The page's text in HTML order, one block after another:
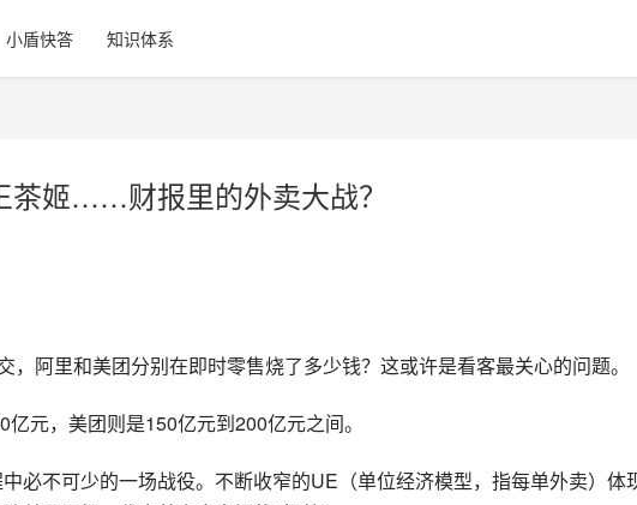
小盾快答 知识体系
茶姬……财报里的外卖大战？
，阿里和美团分别在即时零售烧了多少钱？这或许是看客最关心的问题。
元，美团则是150亿元到200亿元之间。
必不可少的一场战役。不断收窄的UE（单位经济模型，指每单外卖）体